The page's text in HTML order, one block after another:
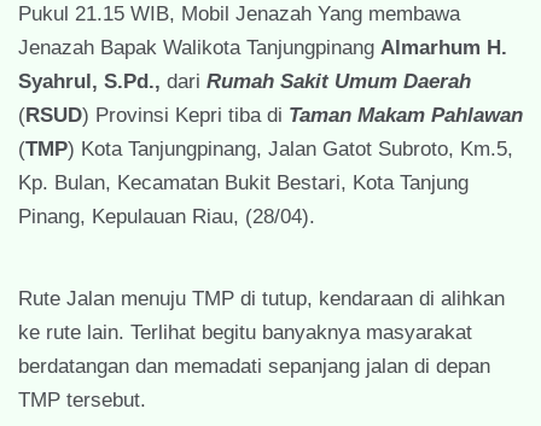
Pukul 21.15 WIB, Mobil Jenazah Yang membawa
Jenazah Bapak Walikota Tanjungpinang Almarhum H.
Syahrul, S.Pd., dari Rumah Sakit Umum Daerah
(RSUD) Provinsi Kepri tiba di Taman Makam Pahlawan
(TMP) Kota Tanjungpinang, Jalan Gatot Subroto, Km.5,
Kp. Bulan, Kecamatan Bukit Bestari, Kota Tanjung
Pinang, Kepulauan Riau, (28/04).
Rute Jalan menuju TMP di tutup, kendaraan di alihkan
ke rute lain. Terlihat begitu banyaknya masyarakat
berdatangan dan memadati sepanjang jalan di depan
TMP tersebut.